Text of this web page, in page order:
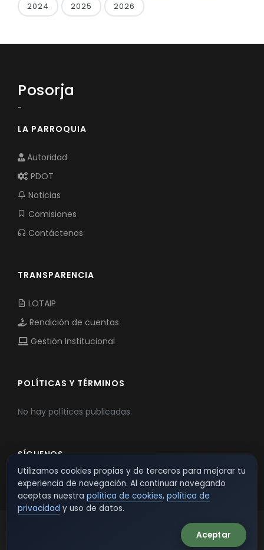
2024 2025 2026
Posorja
-
LA PARROQUIA
Autoridad
PDOT
Noticias
Comisiones
Contáctenos
TRANSPARENCIA
LOTAIP
Rendición de cuentas
Gestión Institucional
POLÍTICAS Y TÉRMINOS
No hay políticas publicadas.
SÍGUENOS
© 2026 TSW - TecnoServiWeb. All Rights Reserved.
Utilizamos cookies propias y de terceros para mejorar tu
experiencia de navegación. Al continuar navegando
aceptas nuestra política de cookies, política de
privacidad y uso de datos.
Aceptar